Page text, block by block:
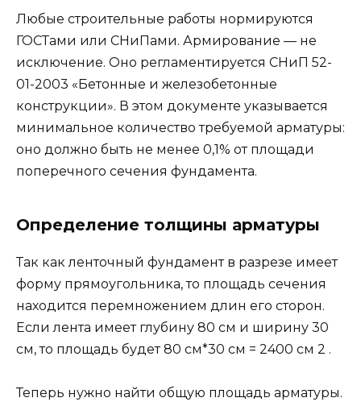
Любые строительные работы нормируются
ГОСТами или СНиПами. Армирование — не
исключение. Оно регламентируется СНиП 52-
01-2003 «Бетонные и железобетонные
конструкции». В этом документе указывается
минимальное количество требуемой арматуры:
оно должно быть не менее 0,1% от площади
поперечного сечения фундамента.
Определение толщины арматуры
Так как ленточный фундамент в разрезе имеет
форму прямоугольника, то площадь сечения
находится перемножением длин его сторон.
Если лента имеет глубину 80 см и ширину 30
см, то площадь будет 80 см*30 см = 2400 см 2 .
Теперь нужно найти общую площадь арматуры.